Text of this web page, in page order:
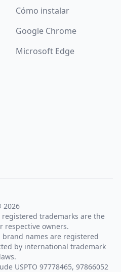
Cómo instalar
Google Chrome
Microsoft Edge
2026
trademarks are the
respective owners.
names are registered
by international trademark
laws.
USPTO 97778465, 97866052